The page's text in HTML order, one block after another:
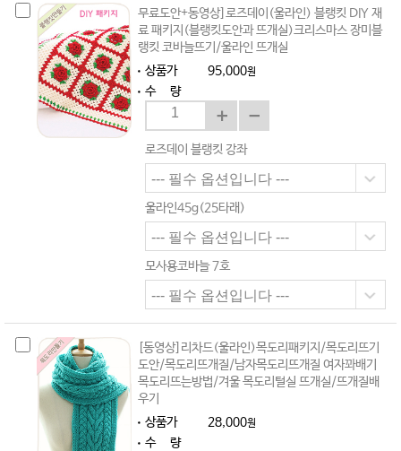
무료도안+동영상]로즈데이(울라인) 블랭킷 DIY 재
료 패키지(블랭킷도안과 뜨개실)크리스마스 장미블
랭킷 코바늘뜨기/울라인 뜨개실
상품가
95,000원
수 량
로즈데이 블랭킷 강좌
울라인45g(25타래)
모사용코바늘 7호
[동영상]리차드(울라인)목도리패키지/목도리뜨기
도안/목도리뜨개질/남자목도리뜨개질 여자꽈배기
목도리뜨는방법/겨울 목도리털실 뜨개실/뜨개질배
우기
상품가
28,000원
수 량